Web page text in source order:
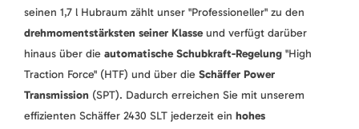
seinen 1,7 l Hubraum zählt unser "Professioneller" zu den
drehmomentstärksten seiner Klasseund verfügt darüber
hinaus über die automatische Schubkraft-Regelung "High
Traction Force" (HTF) und über die Schäffer Power
Transmission (SPT). Dadurch erreichen Sie mit unserem
effizienten Schäffer 2430 SLT jederzeit ein hohes